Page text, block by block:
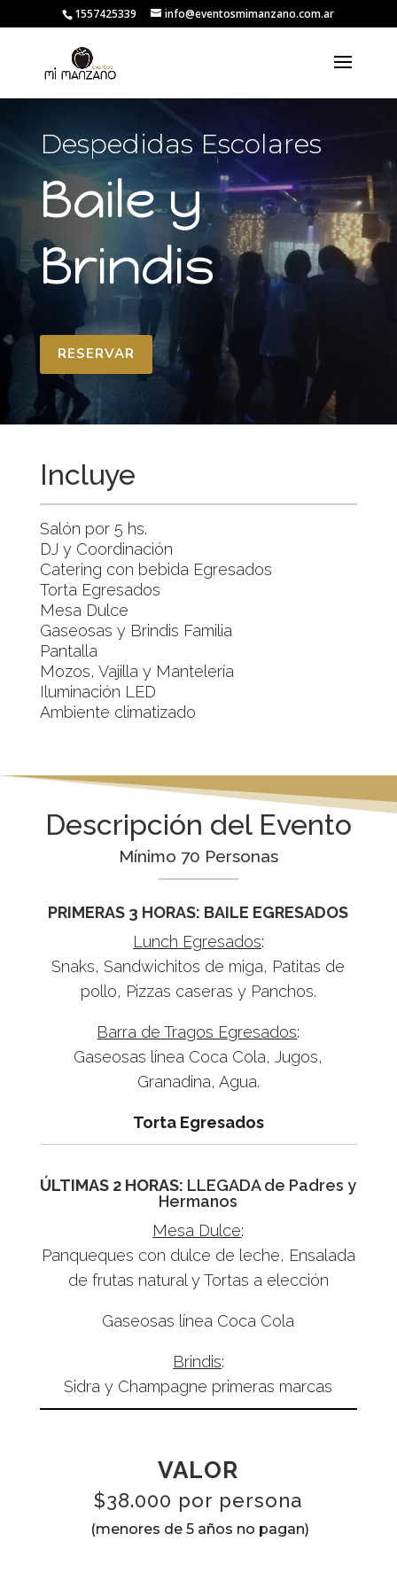
1557425339 info@eventosmimanzano.com.ar
Despedidas Escolares
Baile y
Brindis
RESERVAR
Incluye
Salón por 5 hs.
DJ y Coordinación
Catering con bebida Egresados
Torta Egresados
Mesa Dulce
Gaseosas y Brindis Familia
Pantalla
Mozos, Vajilla y Mantelería
Iluminación LED
Ambiente climatizado
Descripción del Evento
Mínimo 70 Personas
PRIMERAS 3 HORAS: BAILE EGRESADOS
Lunch Egresados:
Snaks, Sandwichitos de miga, Patitas de
pollo, Pizzas caseras y Panchos.
Barra de Tragos Egresados:
Gaseosas línea Coca Cola, Jugos,
Granadina, Agua.
Torta Egresados
ÚLTIMAS 2 HORAS: LLEGADA de Padres y
Hermanos
Mesa Dulce:
Panqueques con dulce de leche, Ensalada
de frutas natural y Tortas a elección
Gaseosas línea Coca Cola
Brindis:
Sidra y Champagne primeras marcas
VALOR
$38.000 por persona
(menores de 5 años no pagan)